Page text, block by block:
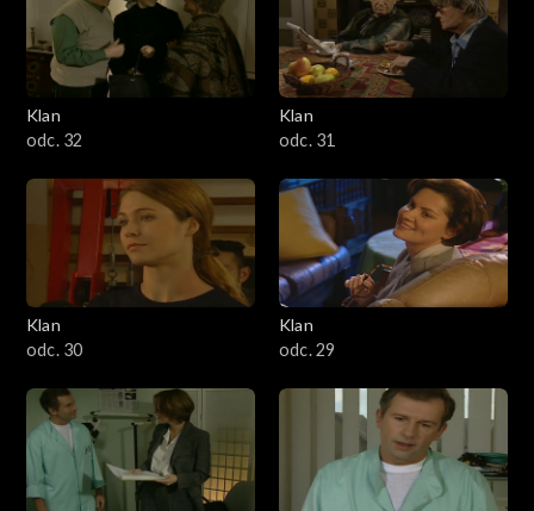
Klan
odc. 32
Klan
odc. 31
Klan
odc. 30
Klan
odc. 29